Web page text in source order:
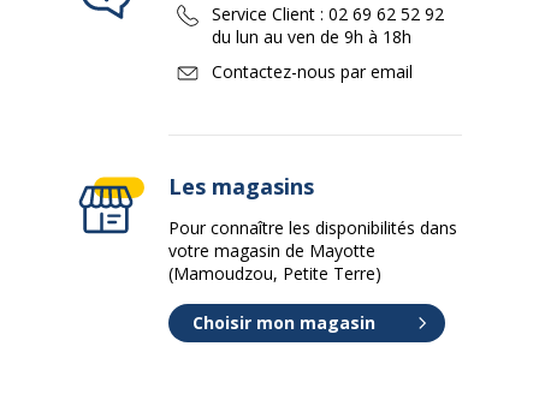
Service Client : 02 69 62 52 92
du lun au ven de 9h à 18h
Contactez-nous par email
Les magasins
Pour connaître les disponibilités dans
votre magasin de Mayotte
(Mamoudzou, Petite Terre)
Choisir mon magasin